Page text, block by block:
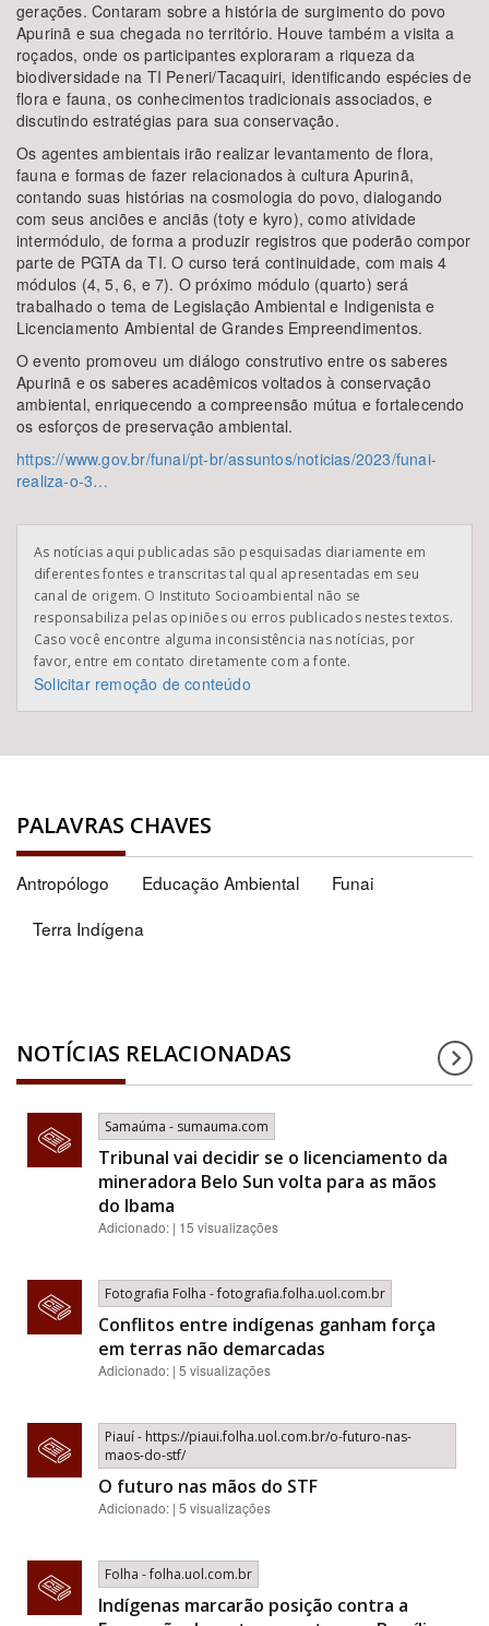
gerações. Contaram sobre a história de surgimento do povo
Apurinã e sua chegada no território. Houve também a visita a
roçados, onde os participantes exploraram a riqueza da
biodiversidade na TI Peneri/Tacaquiri, identificando espécies de
flora e fauna, os conhecimentos tradicionais associados, e
discutindo estratégias para sua conservação.
Os agentes ambientais irão realizar levantamento de flora,
fauna e formas de fazer relacionados à cultura Apurinã,
contando suas histórias na cosmologia do povo, dialogando
com seus anciões e anciãs (toty e kyro), como atividade
intermódulo, de forma a produzir registros que poderão compor
parte de PGTA da TI. O curso terá continuidade, com mais 4
módulos (4, 5, 6, e 7). O próximo módulo (quarto) será
trabalhado o tema de Legislação Ambiental e Indigenista e
Licenciamento Ambiental de Grandes Empreendimentos.
O evento promoveu um diálogo construtivo entre os saberes
Apurinã e os saberes acadêmicos voltados à conservação
ambiental, enriquecendo a compreensão mútua e fortalecendo
os esforços de preservação ambiental.
https://www.gov.br/funai/pt-br/assuntos/noticias/2023/funai-
realiza-o-3…
As notícias aqui publicadas são pesquisadas diariamente em
diferentes fontes e transcritas tal qual apresentadas em seu
canal de origem. O Instituto Socioambiental não se
responsabiliza pelas opiniões ou erros publicados nestes textos.
Caso você encontre alguma inconsistência nas notícias, por
favor, entre em contato diretamente com a fonte.
Solicitar remoção de conteúdo
PALAVRAS CHAVES
Antropólogo Educação Ambiental
Funai
Terra Indígena
NOTÍCIAS RELACIONADAS
Samaúma - sumauma.com
Tribunal vai decidir se o licenciamento da
mineradora Belo Sun volta para as mãos
do Ibama
Adicionado: | 15 visualizações
Fotografia Folha - fotografia.folha.uol.com.br
Conflitos entre indígenas ganham força
em terras não demarcadas
Adicionado: | 5 visualizações
Piauí - https://piaui.folha.uol.com.br/o-futuro-nas-
maos-do-stf/
O futuro nas mãos do STF
Adicionado: | 5 visualizações
Folha - folha.uol.com.br
Indígenas marcarão posição contra a